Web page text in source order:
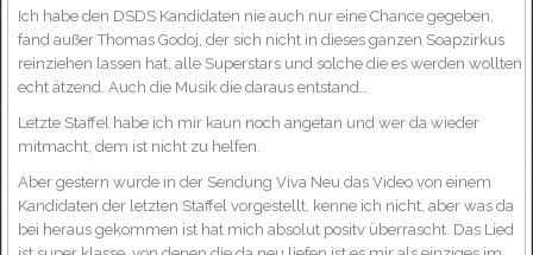
Ich habe den DSDS Kandidaten nie auch nur eine Chance gegeben,
fand außer Thomas Godoj, der sich nicht in dieses ganzen Soapzirkus
reinziehen lassen hat, alle Superstars und solche die es werden wollten
echt ätzend. Auch die Musik die daraus entstand…
Letzte Staffel habe ich mir kaun noch angetan und wer da wieder
mitmacht, dem ist nicht zu helfen.
Aber gestern wurde in der Sendung Viva Neu das Video von einem
Kandidaten der letzten Staffel vorgestellt, kenne ich nicht, aber was da
bei heraus gekommen ist hat mich absolut positv überrascht. Das Lied